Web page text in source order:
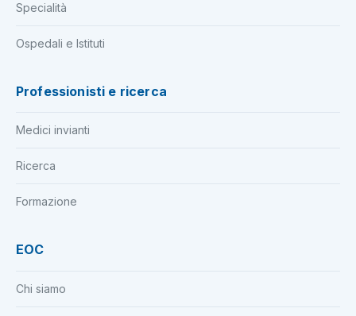
Specialità
Ospedali e Istituti
Professionisti e ricerca
Medici invianti
Ricerca
Formazione
EOC
Chi siamo